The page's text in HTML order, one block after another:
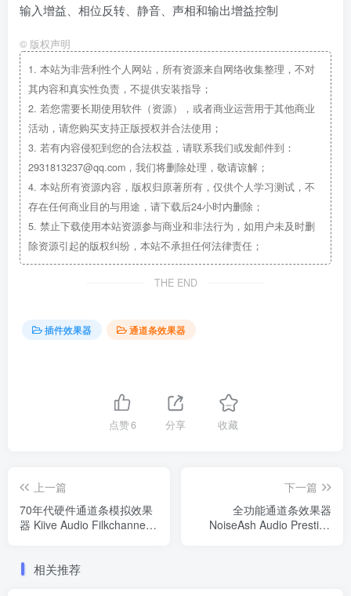
输入增益、相位反转、静音、声相和输出增益控制
© 版权声明
1. 本站为非营利性个人网站，所有资源来自网络收集整理，不对
其内容和真实性负责，不提供安装指导；
2. 若您需要长期使用软件（资源），或者商业运营用于其他商业
活动，请您购买支持正版授权并合法使用；
3. 若有内容侵犯到您的合法权益，请联系我们或发邮件到：
2931813237@qq.com，我们将删除处理，敬请谅解；
4. 本站所有资源内容，版权归原著所有，仅供个人学习测试，不
存在任何商业目的与用途，请下载后24小时内删除；
5. 禁止下载使用本站资源参与商业和非法行为，如用户未及时删
除资源引起的版权纠纷，本站不承担任何法律责任；
THE END
插件效果器 通道条效果器
点赞6 分享 收藏
上一篇
70年代硬件通道条模拟效果
器 Kiive Audio Filkchannel
下一篇
全功能通道条效果器
NoiseAsh Audio Prestige
相关推荐